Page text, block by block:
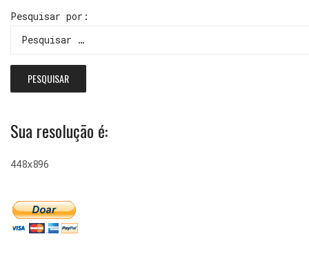
Pesquisar por:
Sua resolução é:
448x896